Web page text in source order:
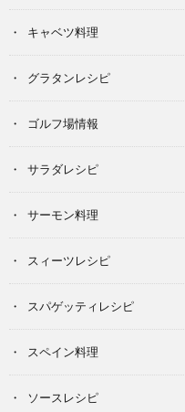
キャベツ料理
グラタンレシピ
ゴルフ場情報
サラダレシピ
サーモン料理
スィーツレシピ
スパゲッティレシピ
スペイン料理
ソースレシピ